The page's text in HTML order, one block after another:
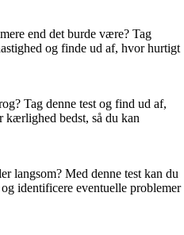
end det burde være? Tag
og finde ud af, hvor hurtigt
Tag denne test og find ud af,
kærlighed bedst, så du kan
langsom? Med denne test kan du
identificere eventuelle problemer